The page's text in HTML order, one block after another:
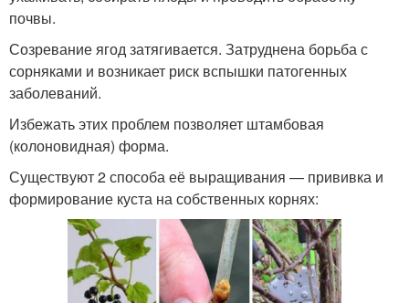
почвы.
Созревание ягод затягивается. Затруднена борьба с
сорняками и возникает риск вспышки патогенных
заболеваний.
Избежать этих проблем позволяет штамбовая
(колоновидная) форма.
Существуют 2 способа её выращивания — прививка и
формирование куста на собственных корнях: